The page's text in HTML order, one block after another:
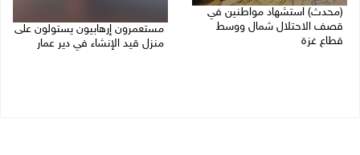
(محدث) استشهاد مواطنين في
قصف الاحتلال شمال ووسط
قطاع غزة
مستعمرون إرهابيون يستولون على
منزل قيد الإنشاء في دير عمار